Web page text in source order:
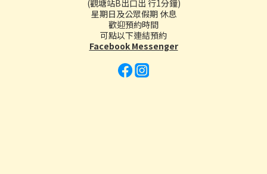
(觀塘站B出口出 行1分鐘)
星期日及公眾假期 休息
歡迎預約時間
可點以下連結預約
Facebook Messenger